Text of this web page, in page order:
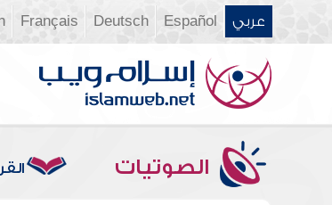
عربي Español
Deutsch
Français
الصوتيات